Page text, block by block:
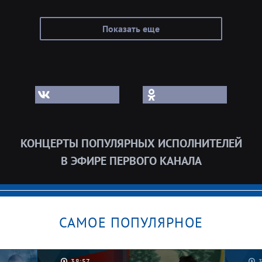
Показать еще
КОНЦЕРТЫ ПОПУЛЯРНЫХ ИСПОЛНИТЕЛЕЙ
В ЭФИРЕ ПЕРВОГО КАНАЛА
САМОЕ ПОПУЛЯРНОЕ